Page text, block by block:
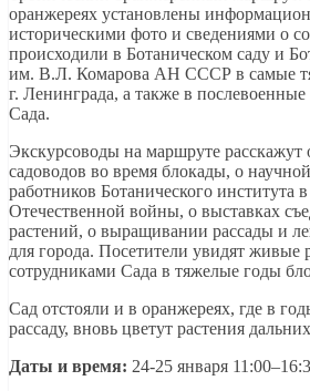
оранжереях установлены
историческими фото и сведениями о
происходили в Ботаническом саду и
им. В.Л. Комарова АН СССР в самые
г. Ленинграда, а также в
Сада.
Экскурсоводы на маршруте расскажут
садоводов во время блокады, о
работников Ботанического института
Отечественной войны, о выставках
растений, о выращивании рассады и
для города. Посетители увидят живые
сотрудниками Сада в тяжелые годы
Сад отстояли и в оранжереях, где в
рассаду, вновь цветут растения
Даты и время: 24-25 января